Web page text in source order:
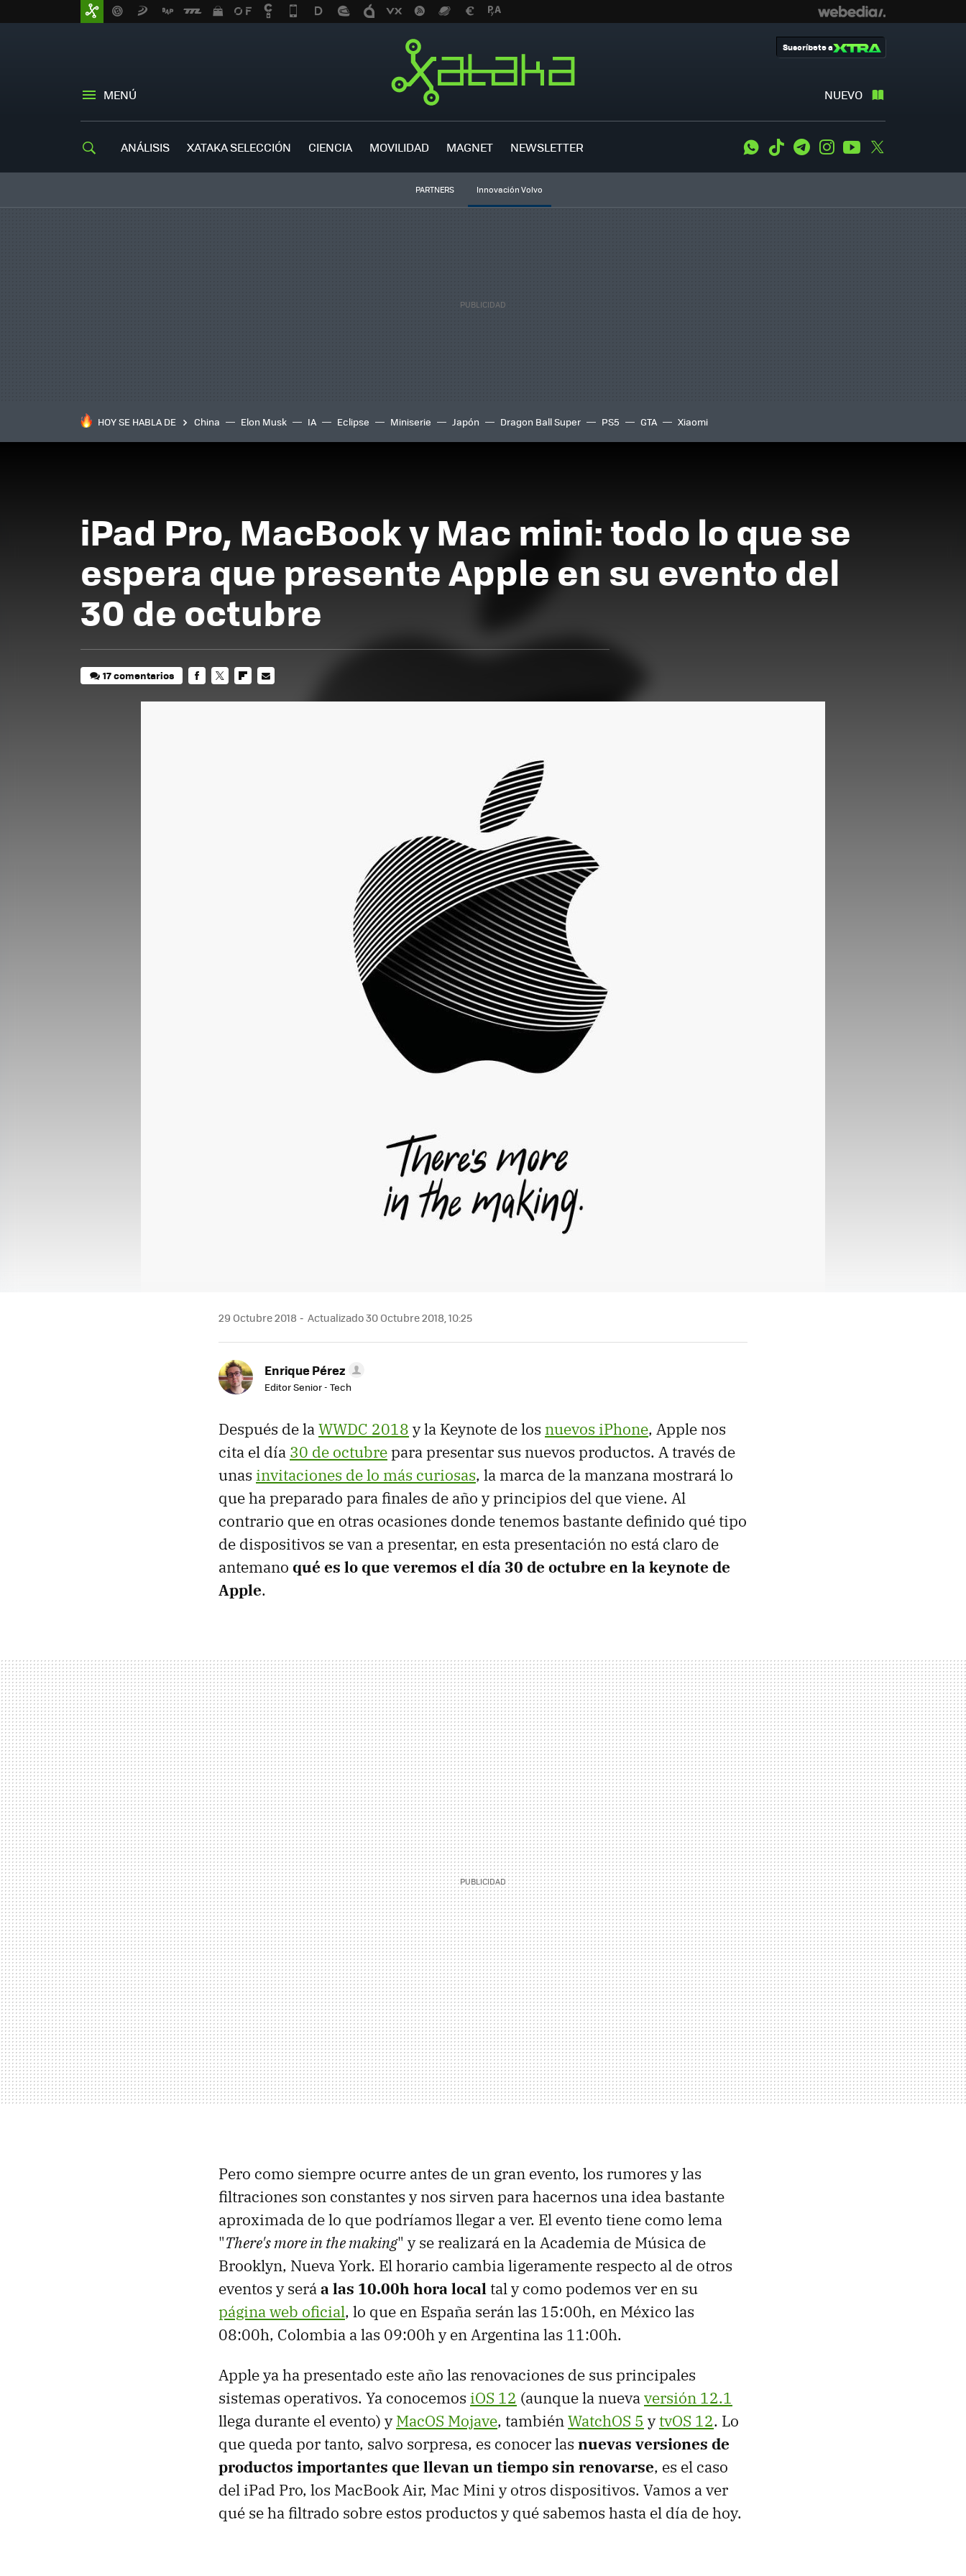
MENÚ NUEVO
Suscríbete a
ANÁLISIS XATAKA SELECCIÓN CIENCIA MOVILIDAD MAGNET NEWSLETTER WhatsApp
Tiktok TelegramInstagramYoutube
PARTNERS Innovación Volvo
HOY SE HABLA DE China Elon Musk IA Eclipse Miniserie Japón Dragon Ball Super PS5 GTA Xiaomi
iPad Pro, MacBook y Mac mini: todo lo que se
espera que presente Apple en su evento del
30 de octubre
17 comentarios
29 Octubre 2018 Actualizado 30 Octubre 2018, 10:25
Enrique Pérez
Editor Senior - Tech
Después de laWWDC 2018 y la Keynote de los nuevos iPhone, Apple nos
cita el día 30 de octubrepara presentar sus nuevos productos. A través de
unas invitaciones de lo más curiosas, la marca de la manzana mostrará lo
que ha preparado para finales de año y principios del que viene. Al
contrario que en otras ocasiones donde tenemos bastante definido qué tipo
de dispositivos se van a presentar, en esta presentación no está claro de
antemano qué es lo que veremos el día 30 de octubre en la keynote de
Apple.
Pero como siempre ocurre antes de un gran evento, los rumores y las
filtraciones son constantes y nos sirven para hacernos una idea bastante
aproximada de lo que podríamos llegar a ver. El evento tiene como lema
"There's more in the making" y se realizará en la Academia de Música de
Brooklyn, Nueva York. El horario cambia ligeramente respecto al de otros
eventos y seráa las 10.00h hora local tal y como podemos ver en su
página web oficial, lo que en España serán las 15:00h, en México las
08:00h, Colombia a las 09:00h y en Argentina las 11:00h.
Apple ya ha presentado este año las renovaciones de sus principales
sistemas operativos. Ya conocemos iOS 12 (aunque la nuevaversión 12.1
llega durante el evento) yMacOS Mojave, tambiénWatchOS 5 ytvOS 12. Lo
que queda por tanto, salvo sorpresa, es conocer las nuevas versiones de
productos importantes que llevan un tiempo sin renovarse, es el caso
del iPad Pro, los MacBook Air, Mac Mini y otros dispositivos. Vamos a ver
qué se ha filtrado sobre estos productos y qué sabemos hasta el día de hoy.